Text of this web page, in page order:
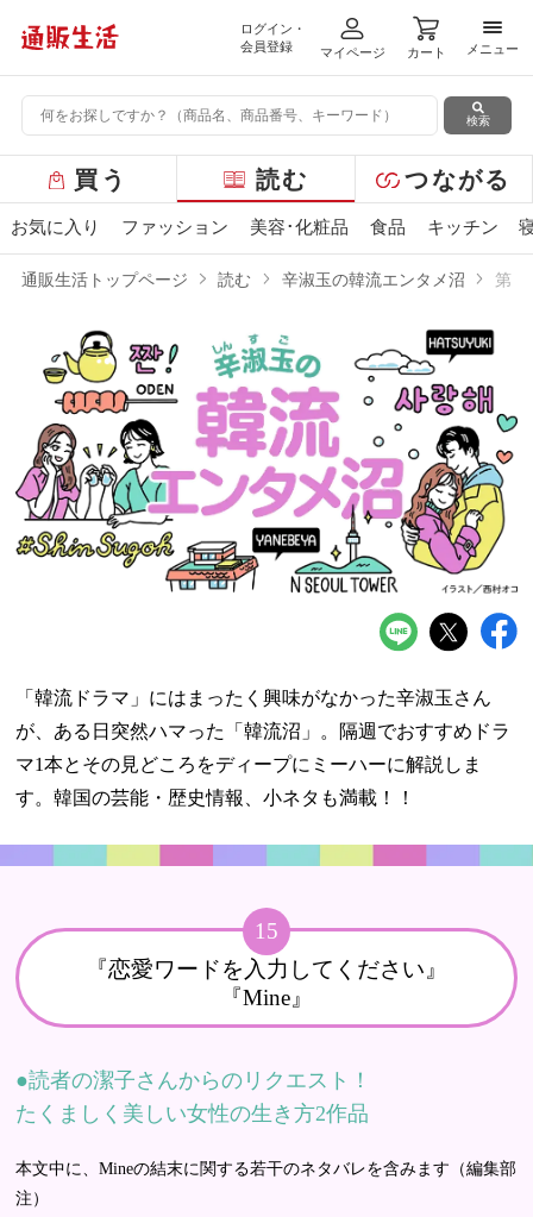
ログイン・
会員登録
マイページ カート
メニ
メニュー
検索
ー
バ
買う 読む つながる
お気に入り ファッション 美容･化粧品 食品 キッチン
通販生活トップページ 読む 辛淑玉の韓流エンタメ沼 第
「韓流ドラマ」にはまったく興味がなかった辛淑玉さん
が、ある日突然ハマった「韓流沼」。隔週でおすすめドラ
マ1本とその見どころをディープにミーハーに解説しま
す。韓国の芸能・歴史情報、小ネタも満載！！
15
『恋愛ワードを入力してください』
『Mine』
読者の潔子さんからのリクエスト！
たくましく美しい女性の生き方2作品
本文中に、Mineの結末に関する若干のネタバレを含みます（編集部
注）